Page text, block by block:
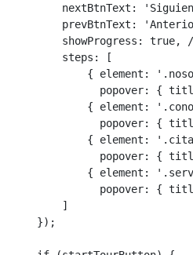
nextBtnText:
prevBtnText:
showProgress: true,
        steps: [
{ element:
popover: {
{ element:
popover: {
{ element:
popover: {
{ element:
popover: {
        ]
    });